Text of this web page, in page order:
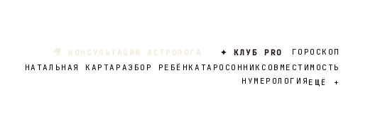
🎥 КОНСУЛЬТАЦИЯ АСТРОЛОГА ✦ КЛУБ PRO
ГОРОСКОП
НАТАЛЬНАЯ КАРТА РАЗБОР РЕБЁНКА ТАРО СОННИК СОВМЕСТИМОСТЬ
НУМЕРОЛОГИЯ ЕЩЁ +